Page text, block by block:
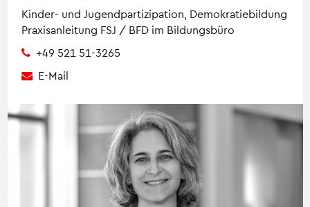
Kinder- und Jugendpartizipation, Demokratiebildung
Praxisanleitung FSJ / BFD im Bildungsbüro
+49 521 51-3265
E-Mail